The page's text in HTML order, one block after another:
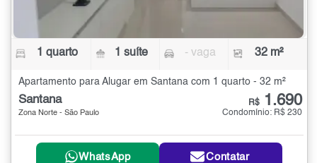
1 quarto 1 suíte - vaga 32 m²
Apartamento para Alugar em Santana com 1 quarto - 32 m²
Santana
Zona Norte - São Paulo
R$ 1.690
Condomínio: R$ 230
WhatsApp Contatar